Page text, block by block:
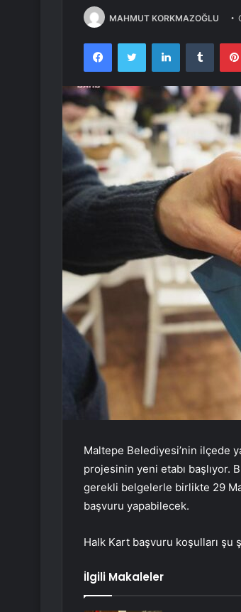
MAHMUT KORKMAZOĞLU
FacebookTwitter LinkedIn
Maltepe Belediyesi’nin ilçede
projesinin yeni etabı başlıyor.
gerekli belgelerle birlikte 29
başvuru yapabilecek.
Halk Kart başvuru koşulları şu
İlgili Makaleler